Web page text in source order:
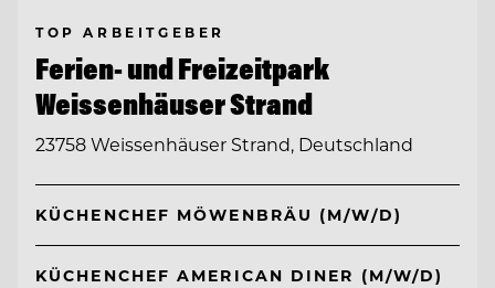
TOP ARBEITGEBER
Ferien- und Freizeitpark
Weissenhäuser Strand
23758 Weissenhäuser Strand, Deutschland
KÜCHENCHEF MÖWENBRÄU (M/W/D)
KÜCHENCHEF AMERICAN DINER (M/W/D)